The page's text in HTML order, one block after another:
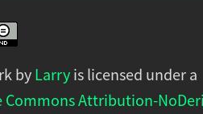
byLarryis licensed under a
Commons Attribution-